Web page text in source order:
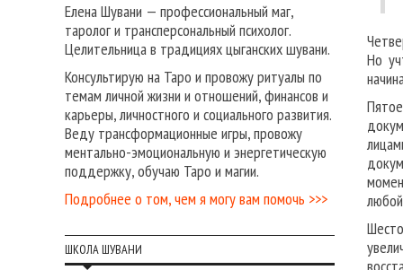
Но
Елена Шувани — профессиональный маг,
таролог и трансперсональный психолог.
Целительница в традициях цыганских шувани.
Консультирую на Таро и провожу ритуалы по
темам личной жизни и отношений, финансов и
карьеры, личностного и социального развития.
Веду трансформационные игры, провожу
ментально-эмоциональную и энергетическую
поддержку, обучаю Таро и магии.
Подробнее о том, чем я могу вам помочь >>>
ШКОЛА ШУВАНИ